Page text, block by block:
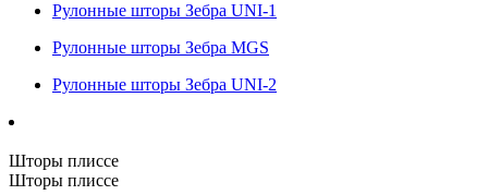
Рулонные шторы Зебра UNI-1
Рулонные шторы Зебра MGS
Рулонные шторы Зебра UNI-2
Шторы плиссе
Шторы плиссе